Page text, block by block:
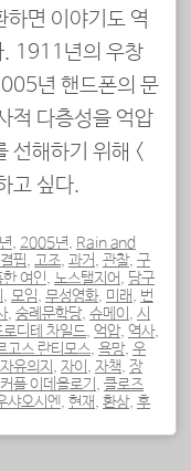
하면 이야기도 역
. 1911년의 우창
년 핸드폰의 문
적 다층성을 억압
선해하기 위해 <
고 싶다.
, 2005년, Rain and
결핍, 고조, 과거, 관찰, 구
한 여인, 노스탤지어, 당구
, 모임, 무성영화, 미래, 번
, 숭례문학당, 슈메이 , 시
로디테 차일드, 억압, 역사,
고스 란티모스, 욕망, 우
자유의지 , 자이 , 자책, 장
커플 이데올로기 , 클로즈
샤오시엔, 현재, 환상, 후